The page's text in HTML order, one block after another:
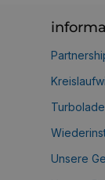
Unsere